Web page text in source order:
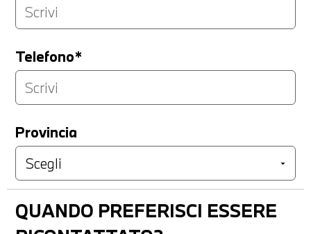
Telefono*
Provincia
QUANDO PREFERISCI ESSERE